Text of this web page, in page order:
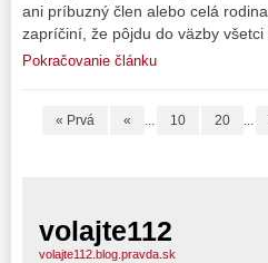
ani príbuzný člen alebo celá
zapríčiní, že pôjdu do väzby
Pokračovanie článku
« Prvá « ... 10 20 ...
volajte112
volajte112.blog.pravda.sk